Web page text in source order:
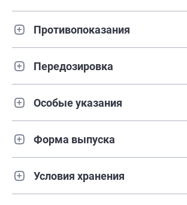
Противопоказания
Передозировка
Особые указания
Форма выпуска
Условия хранения